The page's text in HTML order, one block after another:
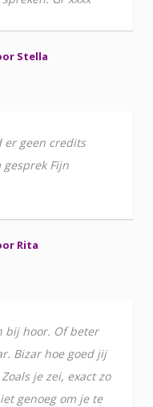
Stella
er geen credits
gesprek Fijn
Rita
bij hoor. Of beter
Bizar hoe goed jij
je zei, exact zo
genoeg om je te